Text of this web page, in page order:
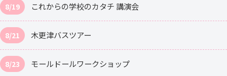
8/19 これからの学校のカタチ 講演会
8/21 木更津バスツアー
8/23 モールドールワークショップ